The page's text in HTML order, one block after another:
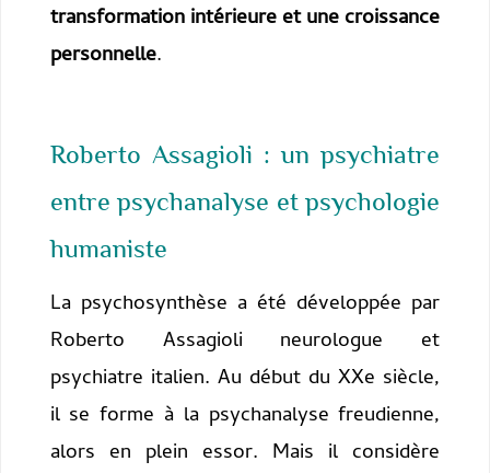
transformation intérieure et une croissance
personnelle.
Roberto Assagioli : un psychiatre
entre psychanalyse et psychologie
humaniste
La psychosynthèse a été développée par
Roberto Assagioli neurologue et
psychiatre italien. Au début du XXe siècle,
il se forme à la psychanalyse freudienne,
alors en plein essor. Mais il considère